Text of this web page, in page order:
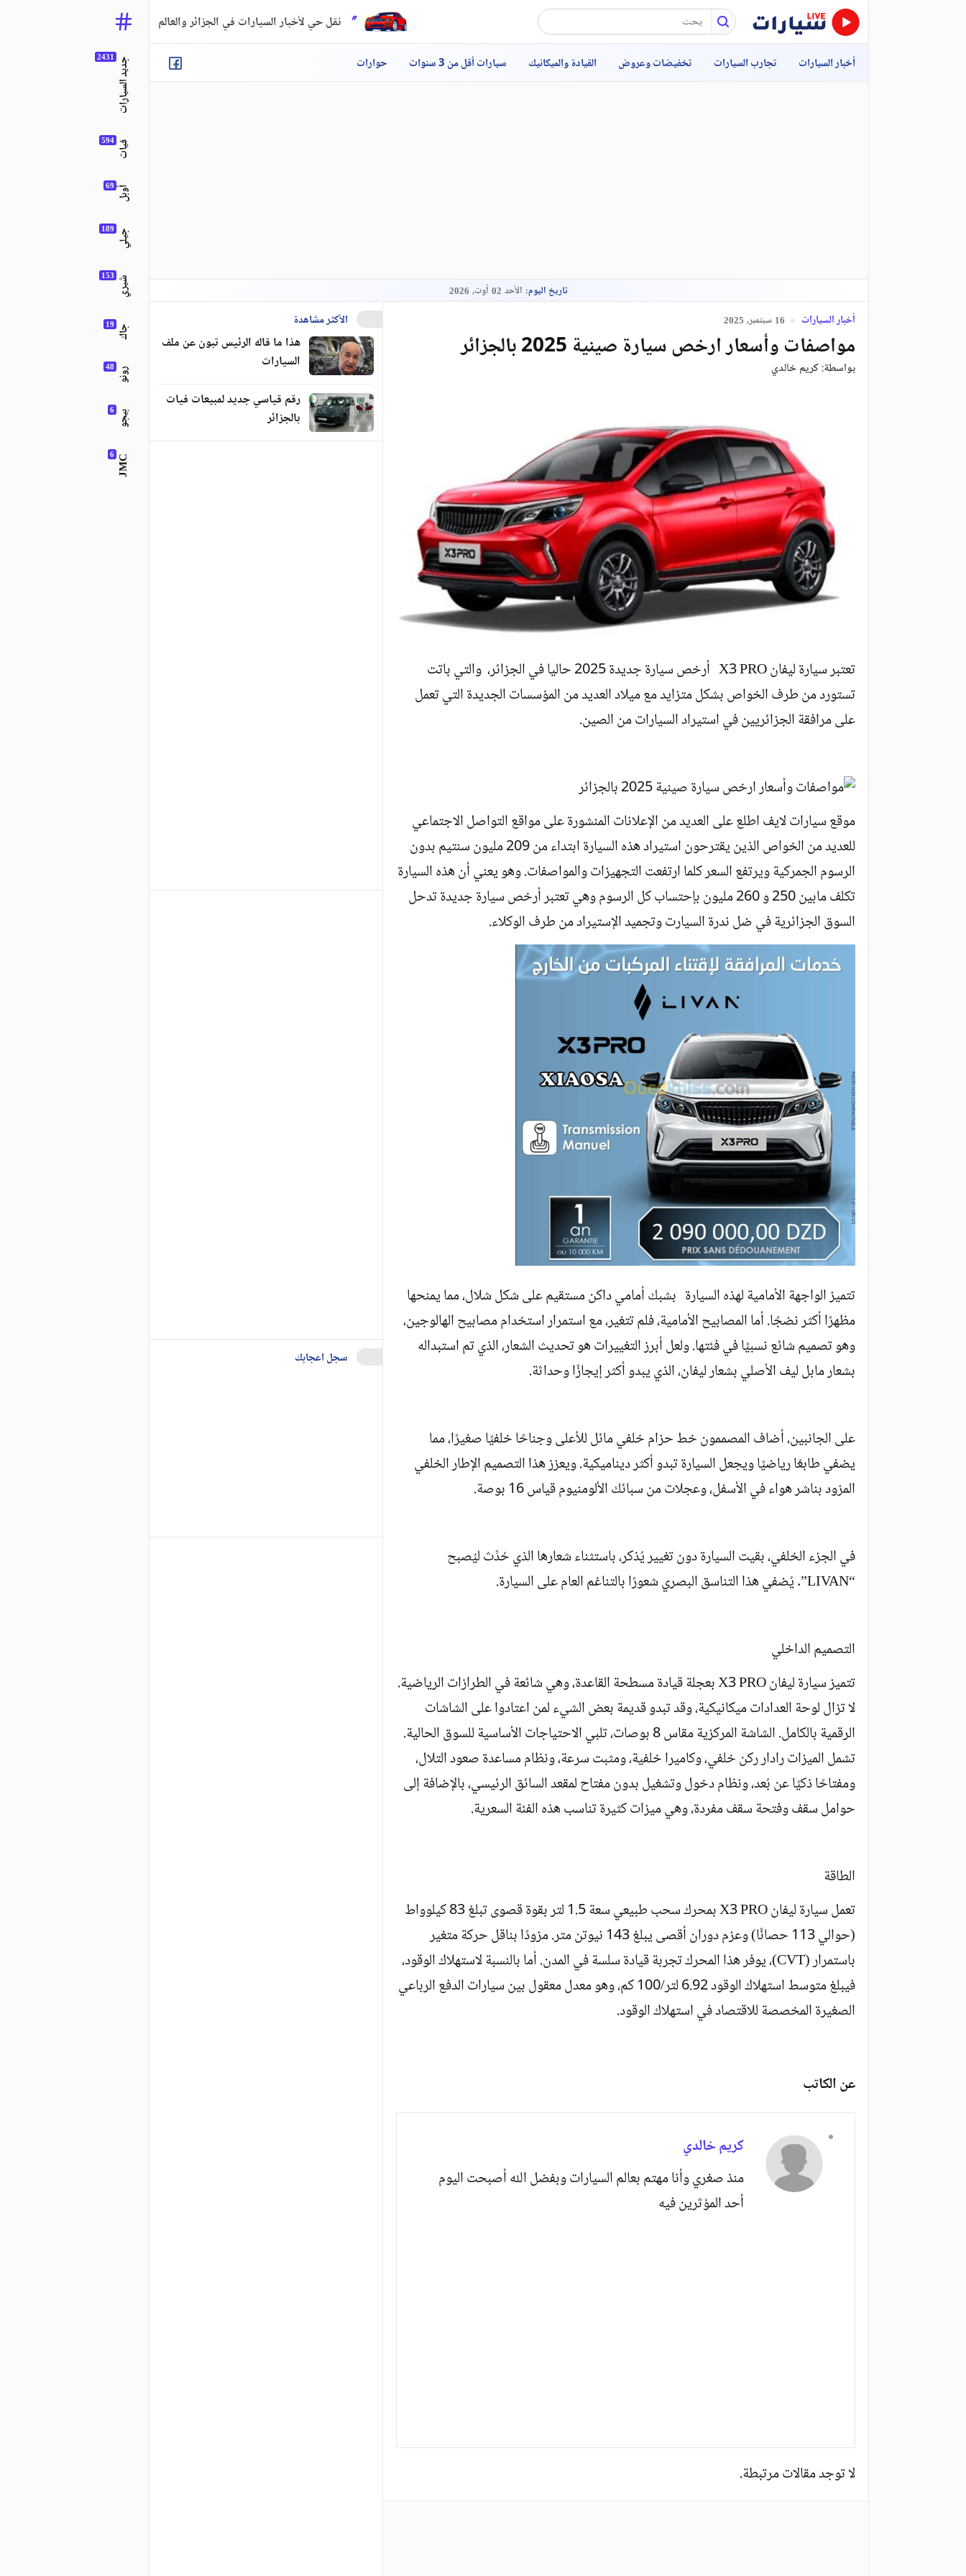
نقل حي لأخبار السيارات في الجزائر والعالم
أخبار السيارات تجارب السيارات تخفيضات وعروض القيادة والميكانيك سيارات أقل من 3 سنوات حوارات
تاريخ اليوم: الأحد 02 أوت, 2026
أخبار السيارات 16 سبتمبر, 2025
مواصفات وأسعار ارخص سيارة صينية 2025 بالجزائر
بواسطة:كريم خالدي
تعتبر سيارة ليفان X3 PRO أرخص سيارة جديدة 2025 حاليا في الجزائر، والتي باتت
تستورد من طرف الخواص بشكل متزايد مع ميلاد العديد من المؤسسات الجديدة التي تعمل
على مرافقة الجزائريين في استيراد السيارات من الصين.
موقع سيارات لايف اطلع على العديد من الإعلانات المنشورة على مواقع التواصل الاجتماعي
للعديد من الخواص الذين يقترحون استيراد هذه السيارة ابتداء من 209 مليون سنتيم بدون
الرسوم الجمركية ويرتفع السعر كلما ارتفعت التجهيزات والمواصفات. وهو يعني أن هذه السيارة
تكلف مابين 250 و 260 مليون بإحتساب كل الرسوم وهي تعتبر أرخص سيارة جديدة تدحل
السوق الجزائرية في ضل ندرة السيارت وتجميد الإستيراد من طرف الوكلاء.
تتميز الواجهة الأمامية لهذه السيارة بشبك أمامي داكن مستقيم على شكل شلال، مما يمنحها
مظهرًا أكثر نضجًا. أما المصابيح الأمامية، فلم تتغير، مع استمرار استخدام مصابيح الهالوجين،
وهو تصميم شائع نسبيًا في فئتها. ولعل أبرز التغييرات هو تحديث الشعار، الذي تم استبداله
بشعار مابل ليف الأصلي بشعار ليفان، الذي يبدو أكثر إيجازًا وحداثة.
على الجانبين، أضاف المصممون خط حزام خلفي مائل للأعلى وجناحًا خلفيًا صغيرًا، مما
يضفي طابعًا رياضيًا ويجعل السيارة تبدو أكثر ديناميكية. ويعزز هذا التصميم الإطار الخلفي
المزود بناشر هواء في الأسفل، وعجلات من سبائك الألومنيوم قياس 16 بوصة.
في الجزء الخلفي، بقيت السيارة دون تغيير يُذكر، باستثناء شعارها الذي حُدِّث ليُصبح
“LIVAN”. يُضفي هذا التناسق البصري شعورًا بالتناغم العام على السيارة.
التصميم الداخلي
تتميز سيارة ليفان X3 PRO بعجلة قيادة مسطحة القاعدة، وهي شائعة في الطرازات الرياضية.
لا تزال لوحة العدادات ميكانيكية، وقد تبدو قديمة بعض الشيء لمن اعتادوا على الشاشات
الرقمية بالكامل. الشاشة المركزية مقاس 8 بوصات، تلبي الاحتياجات الأساسية للسوق الحالية.
تشمل الميزات رادار ركن خلفي، وكاميرا خلفية، ومثبت سرعة، ونظام مساعدة صعود التلال،
ومفتاحًا ذكيًا عن بُعد، ونظام دخول وتشغيل بدون مفتاح لمقعد السائق الرئيسي، بالإضافة إلى
حوامل سقف وفتحة سقف مفردة، وهي ميزات كثيرة تناسب هذه الفئة السعرية.
الطاقة
تعمل سيارة ليفان X3 PRO بمحرك سحب طبيعي سعة 1.5 لتر بقوة قصوى تبلغ 83 كيلوواط
(حوالي 113 حصانًا) وعزم دوران أقصى يبلغ 143 نيوتن متر. مزودًا بناقل حركة متغير
باستمرار (CVT)، يوفر هذا المحرك تجربة قيادة سلسة في المدن. أما بالنسبة لاستهلاك الوقود،
فيبلغ متوسط ​​استهلاك الوقود 6.92 لتر/100 كم، وهو معدل معقول بين سيارات الدفع الرباعي
الصغيرة المخصصة للاقتصاد في استهلاك الوقود.
عن الكاتب
كريم خالدي
منذ صغري وأنا مهتم بعالم السيارات وبفضل الله أصبحت اليوم
أحد المؤثرين فيه
لا توجد مقالات مرتبطة.
الأكثر مشاهدة
هذا ما قاله الرئيس تبون عن ملف
السيارات
رقم قياسي جديد لمبيعات فيات
بالجزائر
سجل اعجابك
جديد السيارات
فيات
أوبل
جيلي
شيري
جاك
رونو
بيجو
JMC